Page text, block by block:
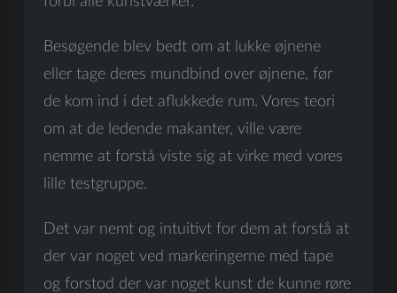
Besøgende blev bedt om at lukke øjnene
eller tage deres mundbind over øjnene, før
de kom ind i det aflukkede rum. Vores teori
om at de ledende makanter, ville være
nemme at forstå viste sig at virke med vores
lille testgruppe.
Det var nemt og intuitivt for dem at forstå at
der var noget ved markeringerne med tape
og forstod der var noget kunst de kunne røre